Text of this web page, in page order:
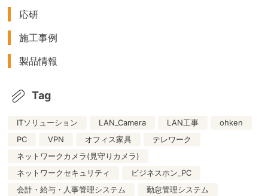
応研
施工事例
製品情報
Tag
ITソリューション LAN_Camera LAN工事
ohken
PC
VPN オフィス家具
テレワーク
ネットワークカメラ(見守りカメラ)
ネットワークセキュリティ
ビジネスホン_PC
会計・給与・人事管理システム
勤怠管理システム